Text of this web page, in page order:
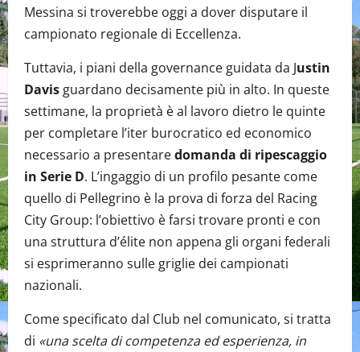
Messina si troverebbe oggi a dover disputare il
campionato regionale di Eccellenza.
Tuttavia, i piani della governance guidata da Justin
Davis guardano decisamente più in alto. In queste
settimane, la proprietà è al lavoro dietro le quinte
per completare l’iter burocratico ed economico
necessario a presentaredomanda di ripescaggio
in Serie D. L’ingaggio di un profilo pesante come
quello di Pellegrino è la prova di forza del Racing
City Group: l’obiettivo è farsi trovare pronti e con
una struttura d’élite non appena gli organi federali
si esprimeranno sulle griglie dei campionati
nazionali.
Come specificato dal Club nel comunicato, si tratta
di «una scelta di competenza ed esperienza, in